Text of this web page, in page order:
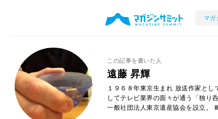
マガ
この記事を書いた人
遠藤 昇輝
１９６８年東京生まれ 放送作家とし
してテレビ業界の面々が通う「独り
一般社団法人東京遺産協会を設立。